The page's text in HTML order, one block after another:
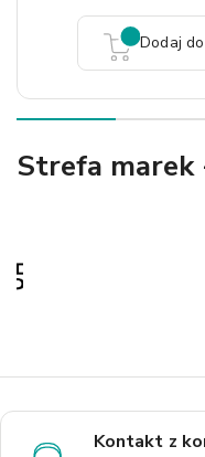
Dodaj
Strefa
Kontakt z